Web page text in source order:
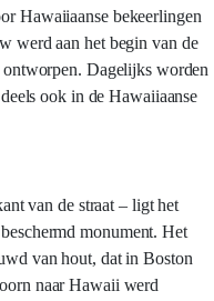
Hawaiiaanse bekeerlingen
werd aan het begin van de
Dagelijks worden
ook in de Hawaiiaanse
van de straat – ligt het
monument. Het
van hout, dat in Boston
naar Hawaii werd